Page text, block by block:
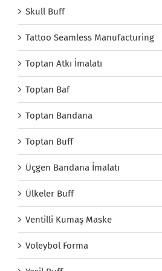
Skull Buff
Tattoo Seamless Manufacturing
Toptan Atkı İmalatı
Toptan Baf
Toptan Bandana
Toptan Buff
Üçgen Bandana İmalatı
Ülkeler Buff
Ventilli Kumaş Maske
Voleybol Forma